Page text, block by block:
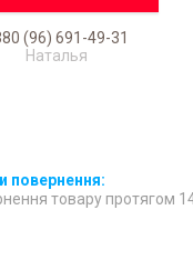
(96) 691-49-31
Наталья
товару протягом